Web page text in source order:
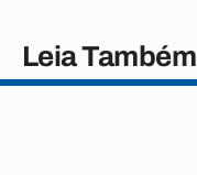
Leia Também